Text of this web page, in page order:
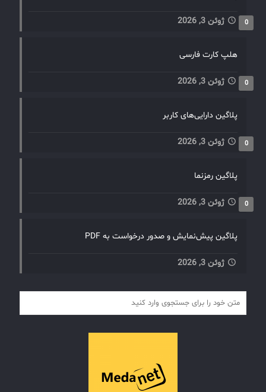
ژوئن 3, 2026 0
هلپ کارت فارسی
ژوئن 3, 2026 0
پلاگین دارایی‌های کاربر
ژوئن 3, 2026 0
پلاگین رمزنما
ژوئن 3, 2026 0
پلاگین پیش‌نمایش و صدور درخواست به PDF
ژوئن 3, 2026